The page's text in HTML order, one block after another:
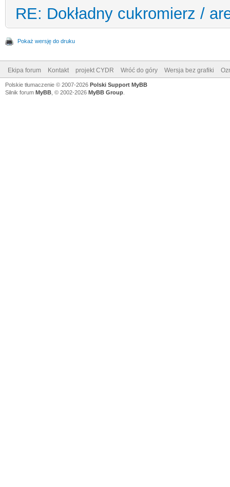
RE: Dokładny cukromierz /
Pokaż wersję do druku
Ekipa forum Kontakt projekt CYDR Wróć do góry Wersja bez grafiki
Polskie tłumaczenie © 2007-2026 Polski Support MyBB
Silnik forum MyBB , © 2002-2026 MyBB Group